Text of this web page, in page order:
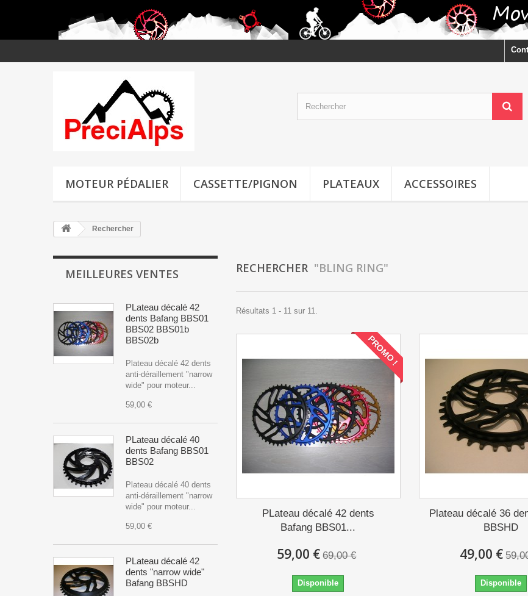
MOTEUR PÉDALIER CASSETTE/PIGNON PLATEAUX ACCESSOIRES
Rechercher
MEILLEURES VENTES
PLateau décalé 42
dents Bafang BBS01
BBS02 BBS01b
BBS02b
Plateau décalé 42 dents
anti-déraillement "narrow
wide" pour moteur...
59,00 €
PLateau décalé 40
dents Bafang BBS01
BBS02
Plateau décalé 40 dents
anti-déraillement "narrow
wide" pour moteur...
59,00 €
PLateau décalé 42
dents "narrow wide"
Bafang BBSHD
RECHERCHER "BLING RING"
Résultats 1 - 11 sur 11.
PROMO !
PLateau décalé 42 dents
Bafang BBS01...
59,00 € 69,00 €
Disponible
Plateau décalé 36
BBSHD
49,00 €
Disponible